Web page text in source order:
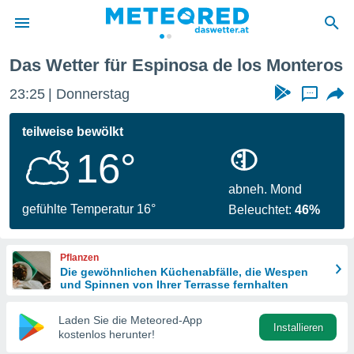
wurde
dass
sind.
diese
Das Wetter für Espinosa de los Monteros
23:25 Donnerstag ...
teilweise bewölkt
16°
gefühlte Temperatur 16°
abneh. Mond
Beleuchtet:46%
Pflanzen
Die gewöhnlichen Küchenabfälle, die Wespen
und Spinnen von Ihrer Terrasse fernhalten
Laden Sie die Meteored-App
kostenlos herunter!
Installieren